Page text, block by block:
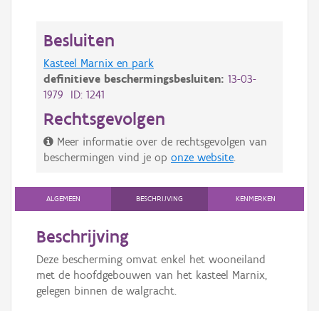
Besluiten
Kasteel Marnix en park
definitieve beschermingsbesluiten: 13-03-
1979 ID: 1241
Rechtsgevolgen
Meer informatie over de rechtsgevolgen van
beschermingen vind je op onze website
ALGEMEEN BESCHRIJVING KENMERKEN
Beschrijving
Deze bescherming omvat enkel het wooneiland
met de hoofdgebouwen van het kasteel Marnix,
gelegen binnen de walgracht.